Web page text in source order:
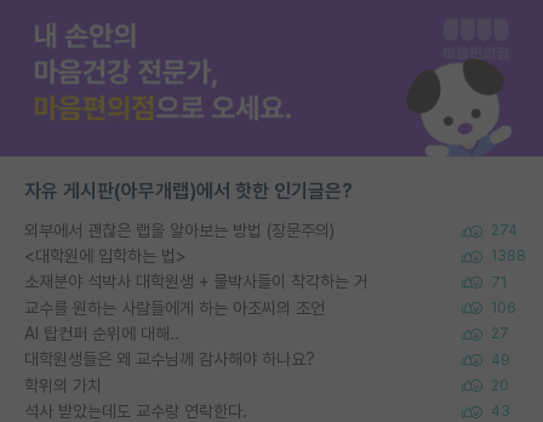
자유 게시판(아무개랩)에서 핫한 인기글은?
외부에서 괜찮은 랩을 알아보는 방법 (장문주의) 274
<대학원에 입학하는 법> 1388
소재분야 석박사 대학원생 + 물박사들이 착각하는 거 71
교수를 원하는 사람들에게 하는 아조씨의 조언 106
AI 탑컨퍼 순위에 대해.. 27
대학원생들은 왜 교수님께 감사해야 하나요? 49
학위의 가치 20
석사 받았는데도 교수랑 연락한다. 43